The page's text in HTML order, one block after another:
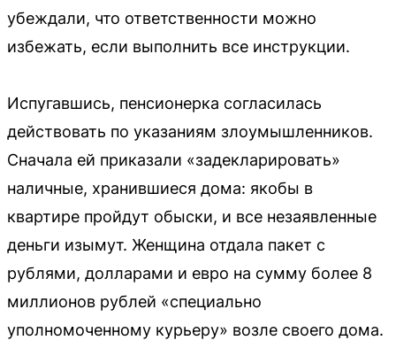
убеждали, что ответственности можно
избежать, если выполнить все инструкции.
Испугавшись, пенсионерка согласилась
действовать по указаниям злоумышленников.
Сначала ей приказали «задекларировать»
наличные, хранившиеся дома: якобы в
квартире пройдут обыски, и все незаявленные
деньги изымут. Женщина отдала пакет с
рублями, долларами и евро на сумму более 8
миллионов рублей «специально
уполномоченному курьеру» возле своего дома.